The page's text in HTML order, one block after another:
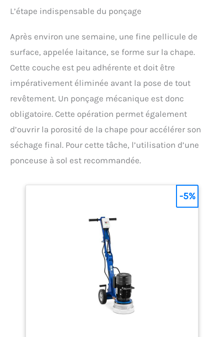
L’étape indispensable du ponçage
Après environ une semaine, une fine pellicule de
surface, appelée laitance, se forme sur la chape.
Cette couche est peu adhérente et doit être
impérativement éliminée avant la pose de tout
revêtement. Un ponçage mécanique est donc
obligatoire. Cette opération permet également
d’ouvrir la porosité de la chape pour accélérer son
séchage final. Pour cette tâche, l’utilisation d’une
ponceuse à sol est recommandée.
-5%